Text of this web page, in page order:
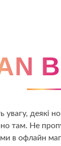
увагу, деякі
там. Не
в офлайн